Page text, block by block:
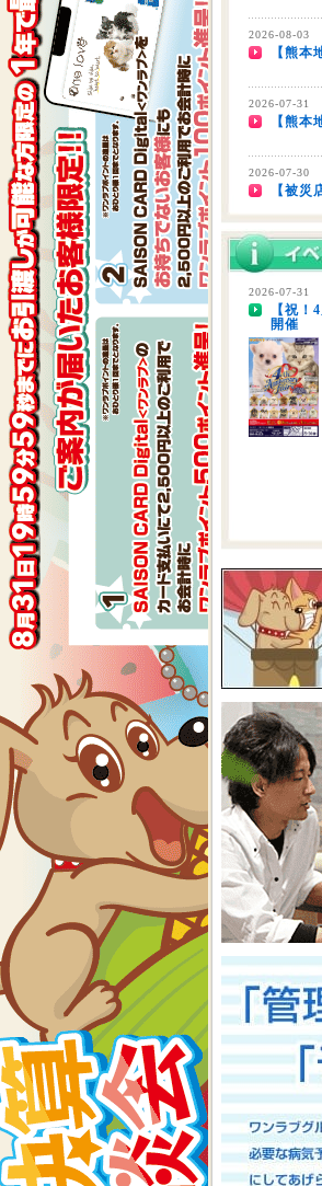
2026-08-03
【熊
2026-07-31
【熊本
2026-07-30
【被
2026-07-29
熊本県
2026-07-28
【重要
2026-07-31
【祝
開催
2026-07-31
【2026
しまで
2026-07-24
【大決
大決算
2026-07-17
【Meet
7/18～